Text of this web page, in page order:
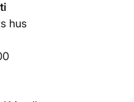
hus